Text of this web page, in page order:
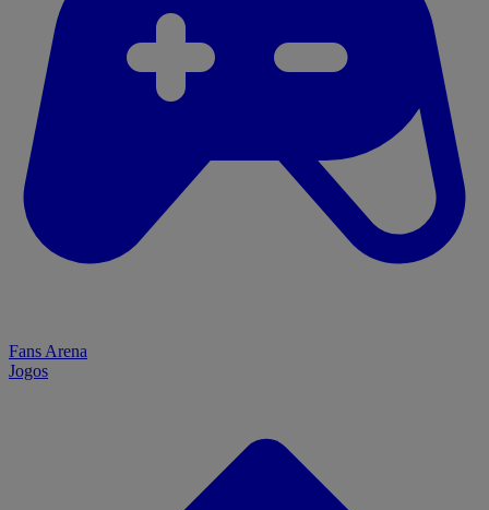
Fans Arena
Jogos